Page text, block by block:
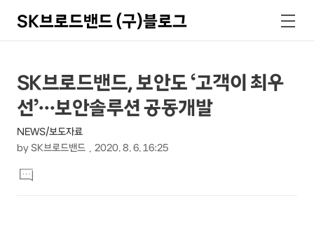
SK브로드밴드 (구)블로그
색
메
뉴
상
세
컨
텐
츠
본
문
제
목
SK브로드밴드, 보안도 ‘고객이 최우
선’…보안솔루션 공동개발
NEWS/보도자료
by SK브로드밴드 2020. 8. 6. 16:25
문
댓
글